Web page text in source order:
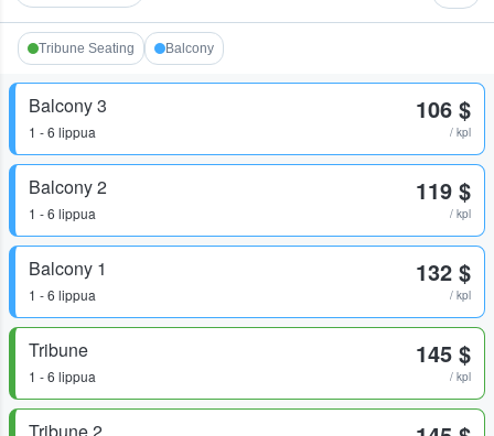
Tribune Seating Balcony
Balcony 3
1 - 6 lippua
106 $
/ kpl
Balcony 2
1 - 6 lippua
119 $
/ kpl
Balcony 1
1 - 6 lippua
132 $
/ kpl
Tribune
1 - 6 lippua
145 $
/ kpl